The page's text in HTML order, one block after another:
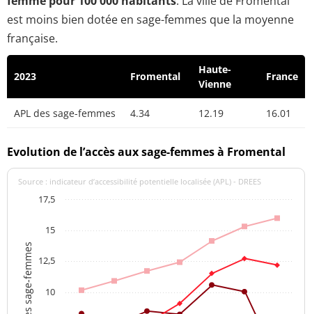
est moins bien dotée en sage-femmes que la moyenne
française.
2023 Fromental
Haute-
Vienne
France
APL des sage-femmes 4.34 12.19 16.01
Evolution de l’accès aux sage-femmes à Fromental
APL des sage-femmes
Source : indicateur d’accessibilité potentielle localisée (APL) - DREES
10
12,5
15
17,5